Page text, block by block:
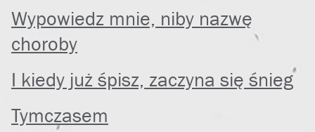
Wypowiedz mnie, niby nazwę
choroby
I kiedy już śpisz, zaczyna się śnieg
Tymczasem